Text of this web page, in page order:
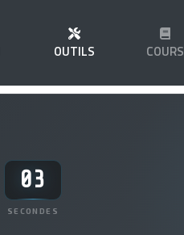
OUTILS COURS
02
SECONDES